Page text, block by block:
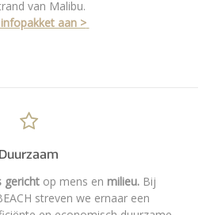
van Malibu.
aan >
Duurzaam
gerichtop mens en milieu. Bij
streven we ernaar een